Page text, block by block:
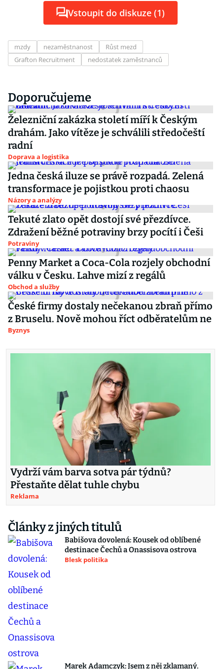
Vstoupit do diskuze (1)
mzdy nezaměstnanost
Růst mezd
Grafton Recruitment
nedostatek zaměstnanců
Doporučujeme
Železniční zakázka století míří k Českým
drahám. Jako vítěze je schválili středočeští
radní
Doprava a logistika
Jedna česká iluze se právě rozpadá. Zelená
transformace je pojistkou proti chaosu
Názory a analýzy
Tekuté zlato opět dostojí své přezdívce.
Zdražení běžné potraviny brzy pocítí i Češi
Potraviny
Penny Market a Coca-Cola rozjely obchodní
válku v Česku. Lahve mizí z regálů
Obchod a služby
České firmy dostaly nečekanou zbraň přímo
z Bruselu. Nově mohou říct odběratelům ne
Byznys
Vydrží vám barva sotva pár týdnů?
Přestaňte dělat tuhle chybu
Reklama
Články z jiných titulů
Babišova dovolená: Kousek od oblíbené
destinace Čechů a Onassisova ostrova
Blesk politika
Marek Adamczyk: Jsem z něj zklamaný.